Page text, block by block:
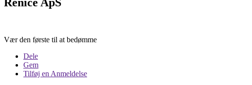
Vær den første til at bedømme
Dele
Gem
Tilføj en Anmeldelse